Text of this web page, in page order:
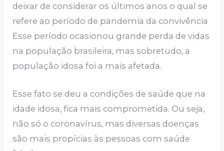
deixar de considerar os últimos anos o qual se
refere ao período de pandemia da convivência
Esse período ocasionou grande perda de vidas
na população brasileira, mas sobretudo, a
população idosa foi a mais afetada.
Esse fato se deu a condições de saúde que na
idade idosa, fica mais comprometida. Ou seja,
não só o coronavírus, mas diversas doenças
são mais propícias às pessoas com saúde